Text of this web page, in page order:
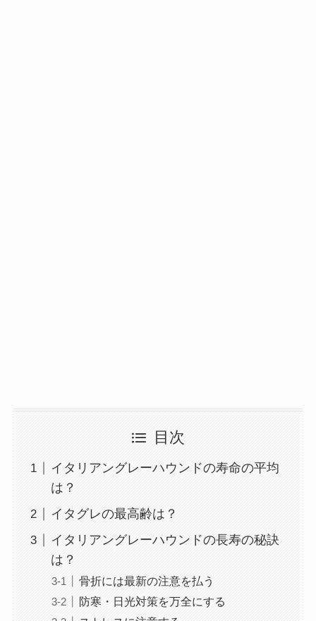
目次
イタリアングレーハウンドの寿命の平均
は？
イタグレの最高齢は？
イタリアングレーハウンドの長寿の秘訣
は？
骨折には最新の注意を払う
防寒・日光対策を万全にする